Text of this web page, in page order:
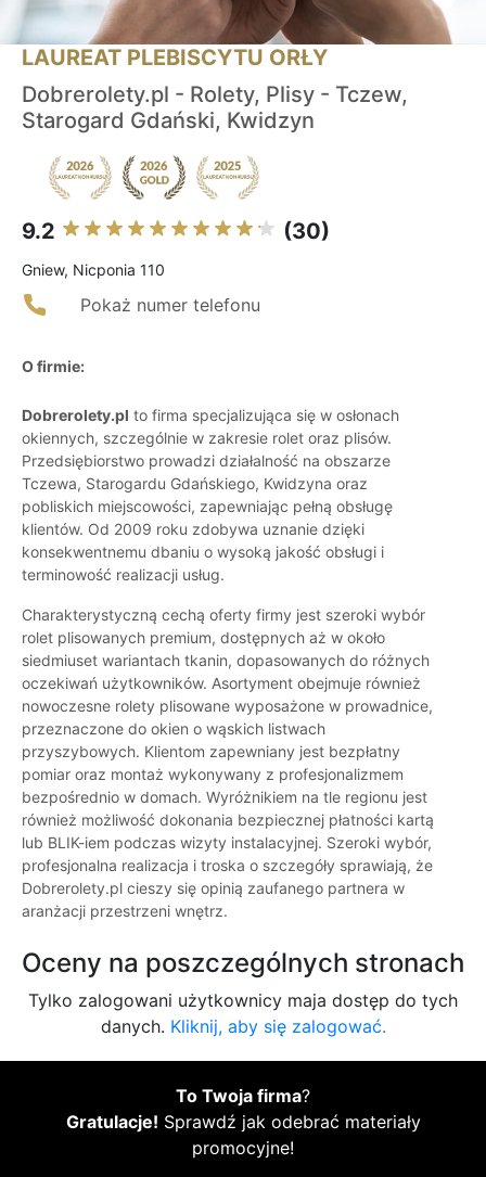
LAUREAT PLEBISCYTU ORŁY
Dobrerolety.pl - Rolety, Plisy - Tczew,
Starogard Gdański, Kwidzyn
9.2 (30)
Gniew, Nicponia 110
Pokaż numer telefonu
O firmie:
Dobrerolety.pl to firma specjalizująca się w osłonach
okiennych, szczególnie w zakresie rolet oraz plisów.
Przedsiębiorstwo prowadzi działalność na obszarze
Tczewa, Starogardu Gdańskiego, Kwidzyna oraz
pobliskich miejscowości, zapewniając pełną obsługę
klientów. Od 2009 roku zdobywa uznanie dzięki
konsekwentnemu dbaniu o wysoką jakość obsługi i
terminowość realizacji usług.
Charakterystyczną cechą oferty firmy jest szeroki wybór
rolet plisowanych premium, dostępnych aż w około
siedmiuset wariantach tkanin, dopasowanych do różnych
oczekiwań użytkowników. Asortyment obejmuje również
nowoczesne rolety plisowane wyposażone w prowadnice,
przeznaczone do okien o wąskich listwach
przyszybowych. Klientom zapewniany jest bezpłatny
pomiar oraz montaż wykonywany z profesjonalizmem
bezpośrednio w domach. Wyróżnikiem na tle regionu jest
również możliwość dokonania bezpiecznej płatności kartą
lub BLIK-iem podczas wizyty instalacyjnej. Szeroki wybór,
profesjonalna realizacja i troska o szczegóły sprawiają, że
Dobrerolety.pl cieszy się opinią zaufanego partnera w
aranżacji przestrzeni wnętrz.
Oceny na poszczególnych stronach
Tylko zalogowani użytkownicy maja dostęp do tych
danych. Kliknij, aby się zalogować.
To Twoja firma?
Gratulacje! Sprawdź jak odebrać materiały
promocyjne!